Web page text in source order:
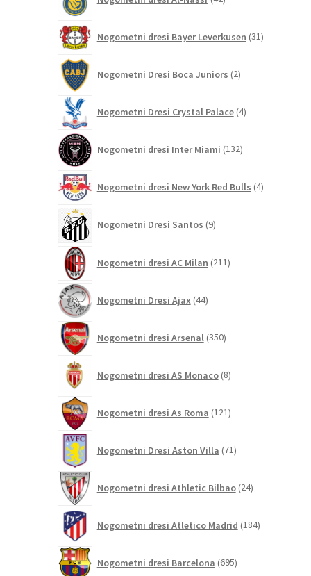
izdelkov
Nogometni dresi Bayer Leverkusen 31izdelkov
Nogometni Dresi Boca Juniors 2izdelka
Nogometni Dresi Crystal Palace 4izdelki
Nogometni dresi Inter Miami 132izdelkov
Nogometni dresi New York Red Bulls 4izdelki
Nogometni Dresi Santos 9izdelkov
Nogometni dresi AC Milan 211izdelkov
Nogometni Dresi Ajax 44izdelkov
Nogometni dresi Arsenal 350izdelkov
Nogometni dresi AS Monaco 8izdelkov
Nogometni dresi As Roma 121izdelkov
Nogometni Dresi Aston Villa 71izdelkov
Nogometni dresi Athletic Bilbao 24izdelkov
Nogometni dresi Atletico Madrid 184izdelkov
Nogometni dresi Barcelona 695izdelkov